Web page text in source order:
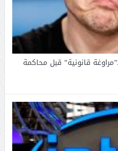
قانونية” قبل محاكمة